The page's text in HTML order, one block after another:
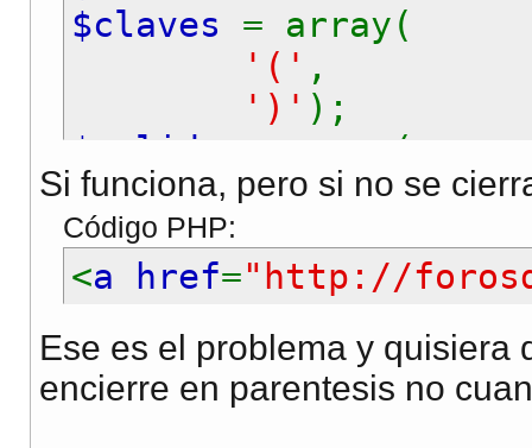
$claves = array(
'(' ,
')' );
$salida
= array(
'<a href="',
$cadena=str_replace
Si funciona, pero si no se
Código PHP:
<a href="http://
Ese es el problema y quisiera
encierre en parentesis no